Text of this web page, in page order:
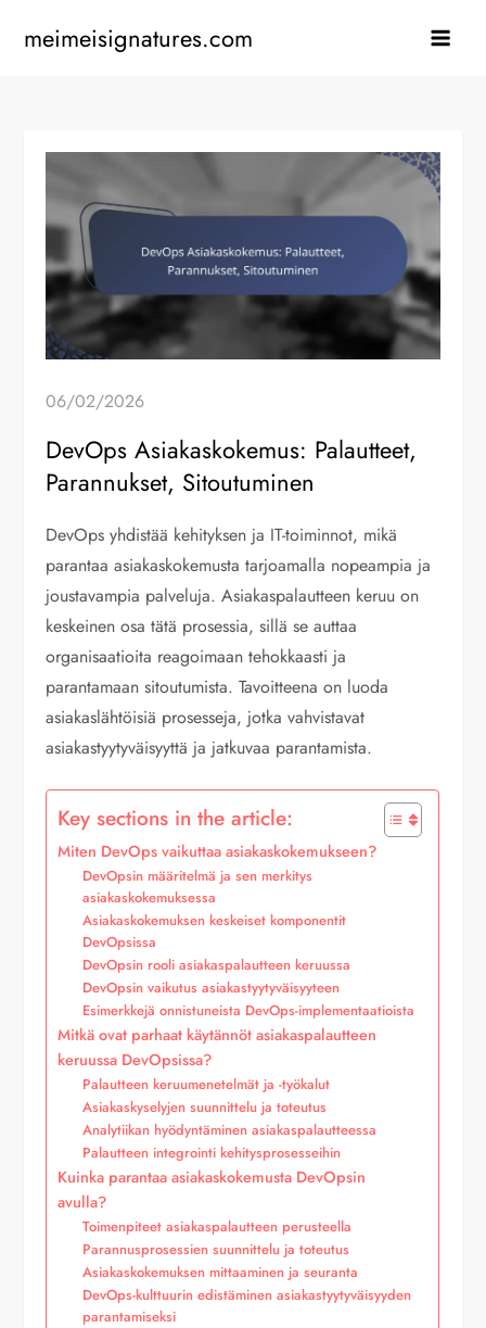
meimeisignatures.com
06/02/2026
DevOps Asiakaskokemus: Palautteet,
Parannukset, Sitoutuminen
DevOps yhdistää kehityksen ja IT-toiminnot, mikä
parantaa asiakaskokemusta tarjoamalla nopeampia ja
joustavampia palveluja. Asiakaspalautteen keruu on
keskeinen osa tätä prosessia, sillä se auttaa
organisaatioita reagoimaan tehokkaasti ja
parantamaan sitoutumista. Tavoitteena on luoda
asiakaslähtöisiä prosesseja, jotka vahvistavat
asiakastyytyväisyyttä ja jatkuvaa parantamista.
Key sections in the article:
Miten DevOps vaikuttaa asiakaskokemukseen?
DevOpsin määritelmä ja sen merkitys
asiakaskokemuksessa
Asiakaskokemuksen keskeiset komponentit
DevOpsissa
DevOpsin rooli asiakaspalautteen keruussa
DevOpsin vaikutus asiakastyytyväisyyteen
Esimerkkejä onnistuneista DevOps-implementaatioista
Mitkä ovat parhaat käytännöt asiakaspalautteen
keruussa DevOpsissa?
Palautteen keruumenetelmät ja -työkalut
Asiakaskyselyjen suunnittelu ja toteutus
Analytiikan hyödyntäminen asiakaspalautteessa
Palautteen integrointi kehitysprosesseihin
Kuinka parantaa asiakaskokemusta DevOpsin
avulla?
Toimenpiteet asiakaspalautteen perusteella
Parannusprosessien suunnittelu ja toteutus
Asiakaskokemuksen mittaaminen ja seuranta
DevOps-kulttuurin edistäminen asiakastyytyväisyyden
parantamiseksi